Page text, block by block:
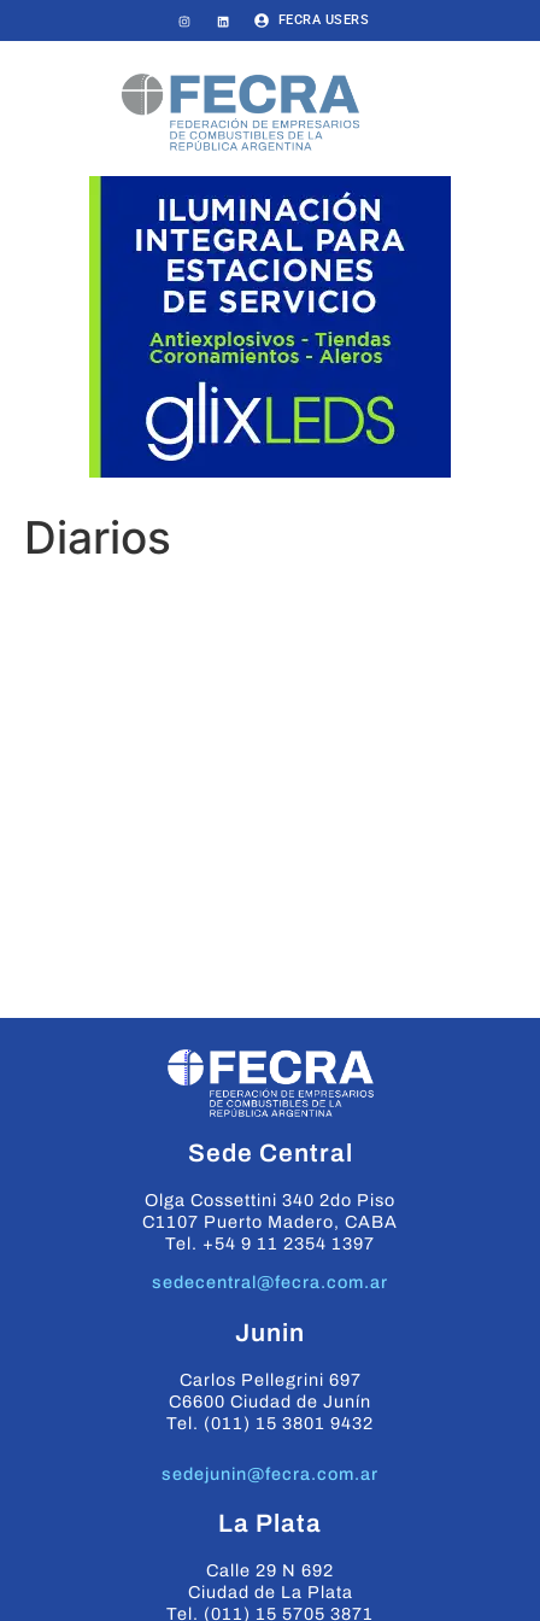
FECRA USERS
Diarios
Sede Central
Olga Cossettini 340 2do Piso
C1107 Puerto Madero, CABA
Tel. +54 9 11 2354 1397
sedecentral@fecra.com.ar
Junin
Carlos Pellegrini 697
C6600 Ciudad de Junín
Tel. (011) 15 3801 9432
sedejunin@fecra.com.ar
La Plata
Calle 29 N 692
Ciudad de La Plata
Tel. (011) 15 5705 3871